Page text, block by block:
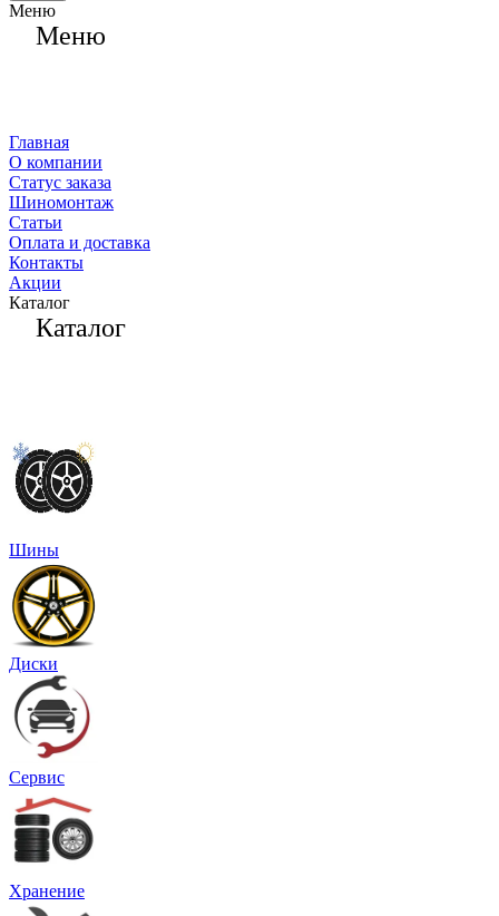
Меню
Меню
Главная
О компании
Статус заказа
Шиномонтаж
Статьи
Оплата и доставка
Контакты
Акции
Каталог
Каталог
Шины
Диски
Сервис
Хранение